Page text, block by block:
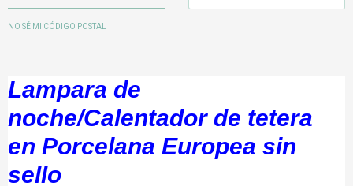
NO SÉ MI CÓDIGO POSTAL
Lampara de
noche/Calentador de tetera
en Porcelana Europea sin
sello